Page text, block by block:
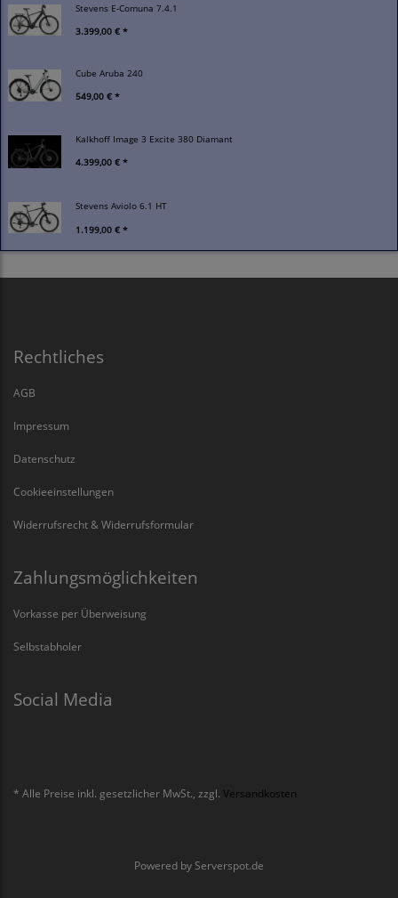
Stevens E-Comuna 7.4.1
3.399,00 € *
Cube Aruba 240
549,00 € *
Kalkhoff Image 3 Excite 380 Diamant
4.399,00 € *
Stevens Aviolo 6.1 HT
1.199,00 € *
Rechtliches
AGB
Impressum
Datenschutz
Cookieeinstellungen
Widerrufsrecht & Widerrufsformular
Zahlungsmöglichkeiten
Vorkasse per Überweisung
Selbstabholer
Social Media
* Alle Preise inkl. gesetzlicher MwSt., zzgl. Versandkosten
Powered by Serverspot.de